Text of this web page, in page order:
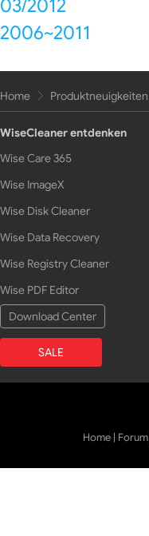
03/2012
2006~2011
Home Produktneuigkeiten
WiseCleaner entdenken
Wise Care 365
Wise ImageX
Wise Disk Cleaner
Wise Data Recovery
Wise Registry Cleaner
Wise PDF Editor
Download Center
SALE
Home | Forum